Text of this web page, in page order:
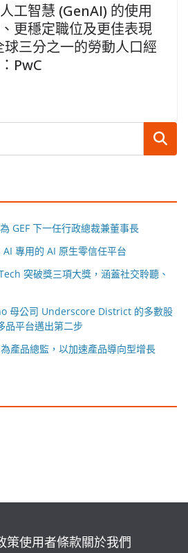
工智慧 (GenAI) 的使用
更穩定職位及更佳表現
三分之一的勞動人口經
PwC
搜尋
GEF 下一任行政總裁兼董事長
專用的 AI 原生零信任平台
突破獎三項大獎，涵蓋社交聆聽、
母公司 Underscore District 的多數股
品平台邁出第二步
產品總監，以加速產品導向型增長
策使用者條款關於我們